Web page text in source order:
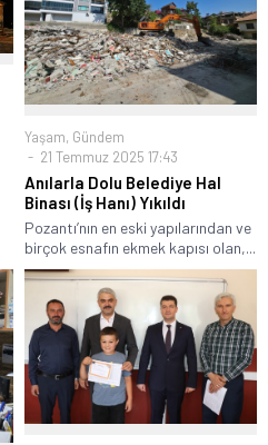
Yaşam, Gündem
21 Temmuz 2025 17:43
Anılarla Dolu Belediye Hal
Binası (İş Hanı) Yıkıldı
Pozantı’nın en eski yapılarından ve
birçok esnafın ekmek kapısı olan,...